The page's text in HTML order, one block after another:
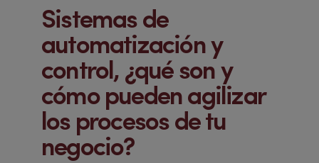
Sistemas de
automatización y
control, ¿qué son y
cómo pueden agilizar
los procesos de tu
negocio?